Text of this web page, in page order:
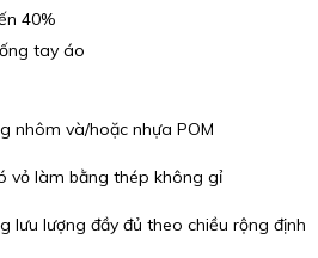
40%
tay áo
nhôm và/hoặc nhựa POM
vỏ làm bằng thép không gỉ
lưu lượng đầy đủ theo chiều rộng định